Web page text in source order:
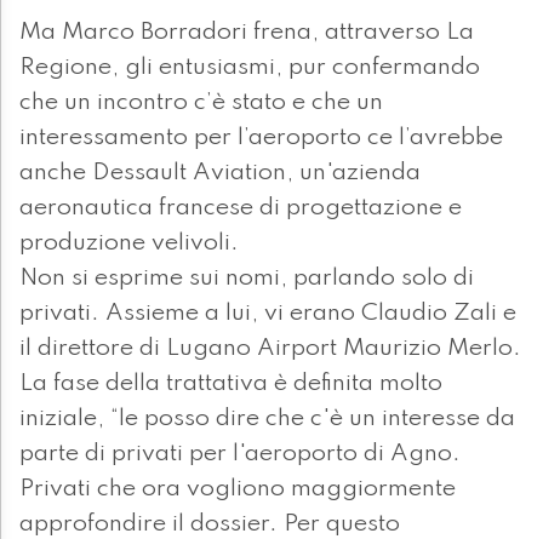
Ma Marco Borradori frena, attraverso La
Regione, gli entusiasmi, pur confermando
che un incontro c’è stato e che un
interessamento per l’aeroporto ce l’avrebbe
anche Dessault Aviation, un'azienda
aeronautica francese di progettazione e
produzione velivoli.
Non si esprime sui nomi, parlando solo di
privati. Assieme a lui, vi erano Claudio Zali e
il direttore di Lugano Airport Maurizio Merlo.
La fase della trattativa è definita molto
iniziale, “le posso dire che c'è un interesse da
parte di privati per l'aeroporto di Agno.
Privati che ora vogliono maggiormente
approfondire il dossier. Per questo